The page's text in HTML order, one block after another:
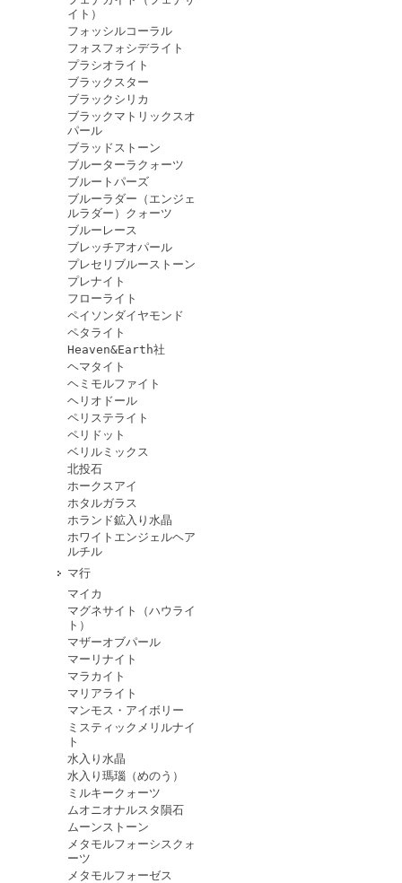
イト）
フォッシルコーラル
フォスフォシデライト
プラシオライト
ブラックスター
ブラックシリカ
ブラックマトリックスオ
パール
ブラッドストーン
ブルーターラクォーツ
ブルートパーズ
ブルーラダー（エンジェ
ルラダー）クォーツ
ブルーレース
ブレッチアオパール
プレセリブルーストーン
プレナイト
フローライト
ペイソンダイヤモンド
ペタライト
Heaven&Earth社
ヘマタイト
ヘミモルファイト
ヘリオドール
ペリステライト
ペリドット
ベリルミックス
北投石
ホークスアイ
ホタルガラス
ホランド鉱入り水晶
ホワイトエンジェルヘア
ルチル
マ行
マイカ
マグネサイト（ハウライ
ト）
マザーオブパール
マーリナイト
マラカイト
マリアライト
マンモス・アイボリー
ミスティックメリルナイ
ト
水入り水晶
水入り瑪瑙（めのう）
ミルキークォーツ
ムオニオナルスタ隕石
ムーンストーン
メタモルフォーシスクォ
ーツ
メタモルフォーゼス